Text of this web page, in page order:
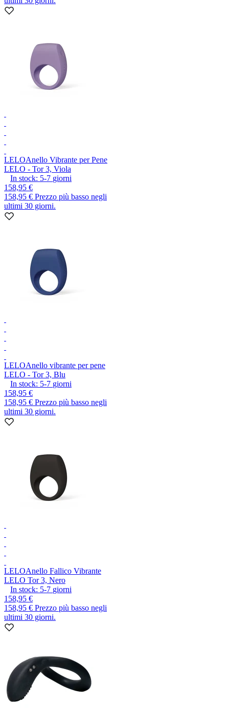
LELOAnello Vibrante per Pene
LELO - Tor 3, Viola
In stock: 5-7 giorni
158,95 €
158,95 € Prezzo più basso negli
ultimi 30 giorni.
LELOAnello vibrante per pene
LELO - Tor 3, Blu
In stock: 5-7 giorni
158,95 €
158,95 € Prezzo più basso negli
ultimi 30 giorni.
LELOAnello Fallico Vibrante
LELO Tor 3, Nero
In stock: 5-7 giorni
158,95 €
158,95 € Prezzo più basso negli
ultimi 30 giorni.